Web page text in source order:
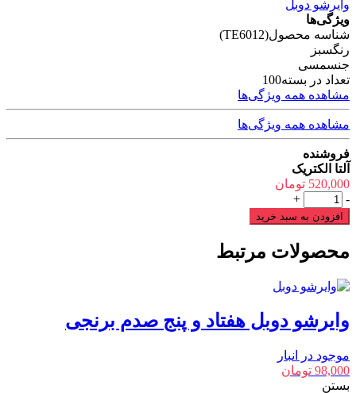
وایرشو دوبل
ویژگی‌ها
شناسه محصول(TE6012)
رنگسبز
جنسمسی
تعداد در بسته100
مشاهده همه ویژگی‌ها
مشاهده همه ویژگی‌ها
فروشنده
آلتا الکتریک
520,000 تومان
وایرشو
دوبل
شش
-
+
افزودن به سبد خرید
محصولات مرتبط
وایرشو دوبل هفتاد و پنج صدم برنجی
موجود در انبار
98,000 تومان
بستن